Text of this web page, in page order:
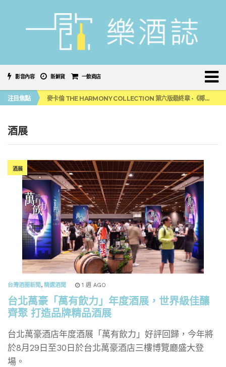
影音內容 新鮮貨 一飲商店
注目焦點
美國正式恢復蘇格蘭威士忌零關稅！烈酒產業再次迎來重磅利多
麥卡倫 THE HARMONY COLLECTION 第六版最終章 -《椰風煖韻》
角嗨尬炸物X爽快這一步，角瓶攜手頂呱呱 全新套餐限時登場
酒展
酒展
台灣酒圈新聞, 精選酒聞 1 週 AGO
台北萬豪「萬有飲力」年度酒展，世界級佳釀
齊聚 打造品牌精品酒展
台北萬豪酒店年度酒展「萬有飲力」好評回歸，今年將
於8月29日至30日於台北萬豪酒店三樓博覽廳盛大登
場。